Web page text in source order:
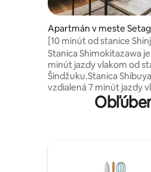
Apartmán v meste
[10 minút od stanice
stanice Shibuya / 3
stanice Shimokitazawa]
dvojlôžková posteľ
Stanica Shimokitazawa
minút jazdy vlakom od
Šindžuku.Stanica
vzdialená 7 minút jazdy
od Ginzy (Hibiya).Mesto
dobrým bezbariérovým
domami, barmi atď.Toto